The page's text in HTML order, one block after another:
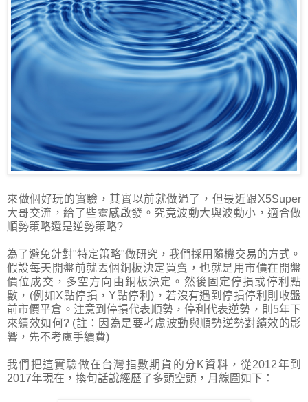
來做個好玩的實驗，其實以前就做過了，但最近跟X5Super
大哥交流，給了些靈感啟發。究竟波動大與波動小，適合做
順勢策略還是逆勢策略?
為了避免針對"特定策略"做研究，我們採用隨機交易的方式。
假設每天開盤前就丟個銅板決定買賣，也就是用市價在開盤
價位成交，多空方向由銅板決定。然後固定停損或停利點
數，(例如X點停損，Y點停利)，若沒有遇到停損停利則收盤
前市價平倉。注意到停損代表順勢，停利代表逆勢，則5年下
來績效如何? (註：因為是要考慮波動與順勢逆勢對績效的影
響，先不考慮手續費)
我們把這實驗做在台灣指數期貨的分K資料，從2012年到
2017年現在，換句話說經歷了多頭空頭，月線圖如下：